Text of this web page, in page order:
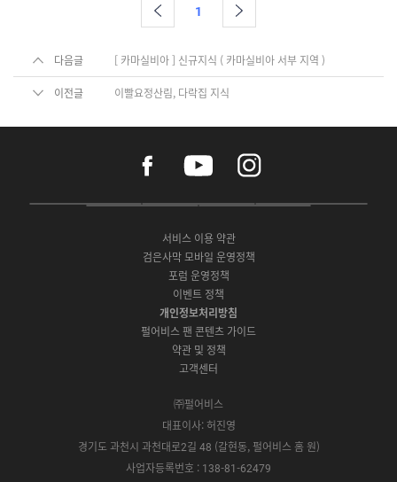
1
다음글 [ 카마실비아 ] 신규지식 ( 카마실비아 서부 지역 )
이전글 이빨요정산림, 다락집 지식
a
e
o
k
o
t
b
e
i
n
s
t
r
a
P
A
p
S
t
o
r
e
G
G
a
t
O
S
e
서비스 이용 약관
검은사막 모바일 운영정책
포럼 운영정책
이벤트 정책
개인정보처리방침
펄어비스 팬 콘텐츠 가이드
약관 및 정책
고객센터
㈜펄어비스
대표이사: 허진영
경기도 과천시 과천대로2길 48 (갈현동, 펄어비스 홈 원)
사업자등록번호 : 138-81-62479